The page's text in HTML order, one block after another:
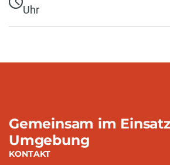
Uhr
Gemeinsam im
Umgebung
KONTAKT